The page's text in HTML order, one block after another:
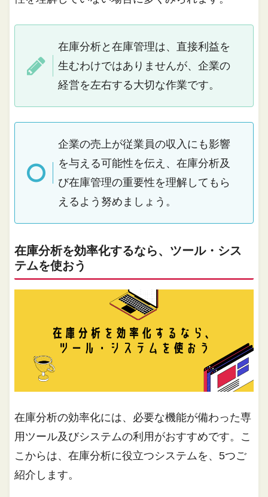
在庫分析と在庫管理は、直接利益を
生むわけではありませんが、企業の
経営を左右する大切な作業です。
企業の売上が従業員の収入にも影響
を与える可能性を伝え、在庫分析及
び在庫管理の重要性を理解してもら
えるよう努めましょう。
在庫分析を効率化するなら、ツール・シス
テムを使おう
在庫分析の効率化には、必要な機能が備わった専
用ツール及びシステムの利用がおすすめです。こ
こからは、在庫分析に役立つシステムを、5つご
紹介します。